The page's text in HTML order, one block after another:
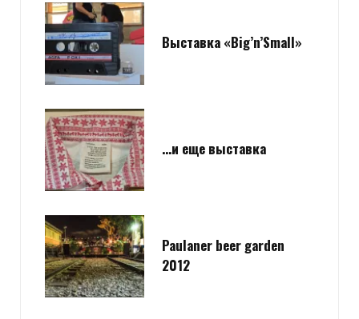
Выставка «Big’n’Small»
…и еще выставка
Paulaner beer garden
2012